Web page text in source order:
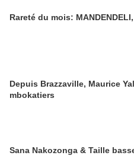
Rareté du mois:
Depuis Brazzaville, Maurice
mbokatiers
Sana Nakozonga & Taille